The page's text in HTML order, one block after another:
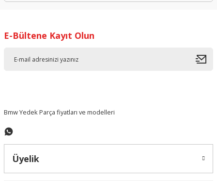
E-Bültene Kayıt Olun
Bmw Yedek Parça fiyatları ve modelleri
Üyelik